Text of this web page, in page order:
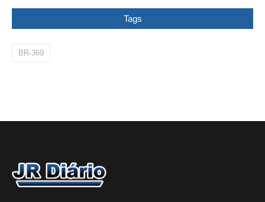
Tags
BR-369